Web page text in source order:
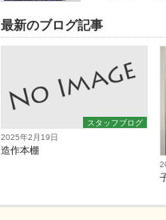
最新のブログ記事
スタッフブログ
2025年2月19日
造作本棚